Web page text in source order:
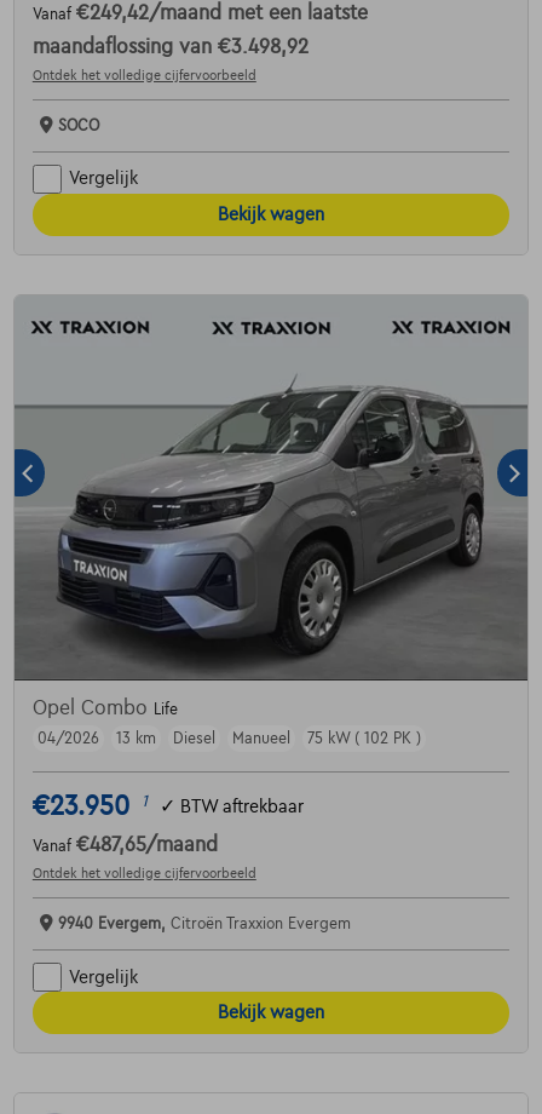
Vanaf €249,42/maand met een laatste
maandaflossing van €3.498,92
Ontdek het volledige cijfervoorbeeld
SOCO
Vergelijk
Bekijk wagen
Opel Combo Life
04/2026
13 km Diesel Manueel 75 kW ( 102 PK )
€23.950 1 ✓ BTW aftrekbaar
Vanaf €487,65/maand
Ontdek het volledige cijfervoorbeeld
9940 Evergem, Citroën Traxxion Evergem
Vergelijk
Bekijk wagen